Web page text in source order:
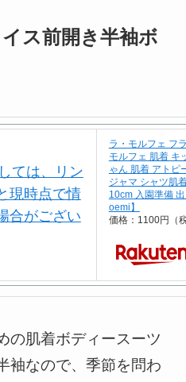
ス前開き半袖ボ
ラ・モルフェ フ
モルフェ 肌着 キ
ゃん 肌着 アトピ
ジャマ シャツ肌
10cm 入園準備
oemi】
価格：1100円（
の肌着ボディースーツ
袖なので、季節を問わ